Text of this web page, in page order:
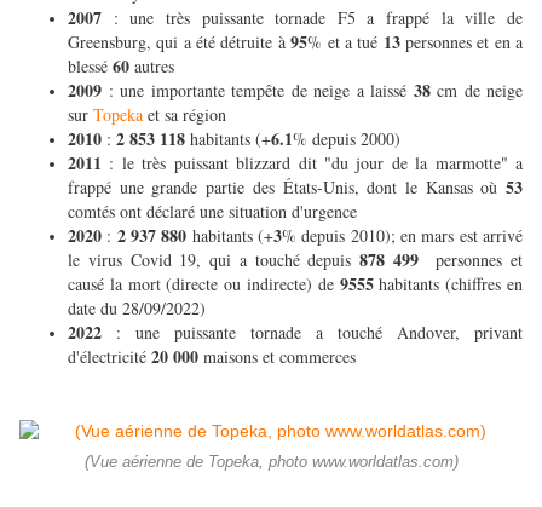
2007 : une très puissante tornade F5 a frappé la ville de
Greensburg, qui a été détruite à95% et a tué 13 personnes et en a
blessé 60 autres
2009 : une importante tempête de neige a laissé 38 cm de neige
sur Topeka et sa région
2010 : 2 853 118 habitants (+6.1% depuis 2000)
2011 : le très puissant blizzard dit "du jour de la marmotte" a
frappé une grande partie des États-Unis, dont le Kansas où 53
comtés ont déclaré une situation d'urgence
2020 : 2 937 880 habitants (+3% depuis 2010); en mars est arrivé
le virus Covid 19, qui a touché depuis 878 499personnes et
causé la mort (directe ou indirecte) de 9555habitants (chiffres en
date du 28/09/2022)
2022
: une puissante tornade a touché Andover, privant
d'électricité 20 000 maisons et commerces
(Vue aérienne de Topeka, photo www.worldatlas.com)